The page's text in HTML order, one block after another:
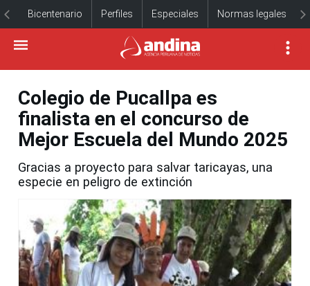
Bicentenario Perfiles Especiales Normas legales
Colegio de Pucallpa es
finalista en el concurso de
Mejor Escuela del Mundo 2025
Gracias a proyecto para salvar taricayas, una
especie en peligro de extinción